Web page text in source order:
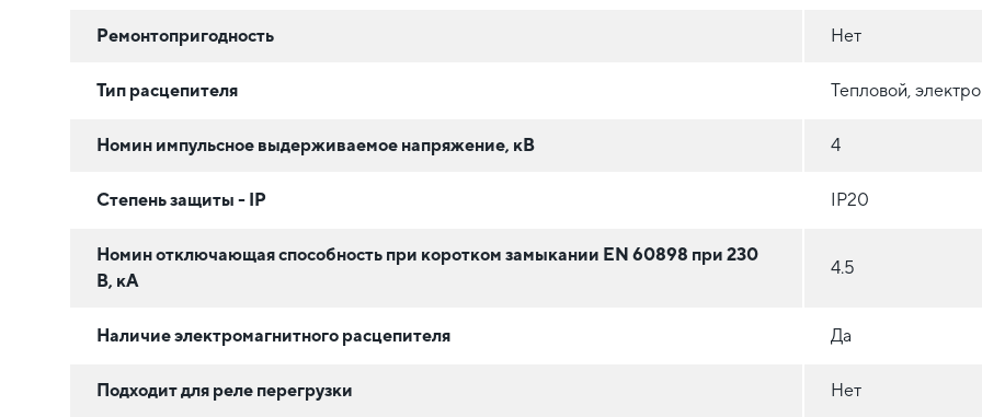
Ремонтопригодность Нет
Тип расцепителя Тепловой,
Номин импульсное выдерживаемое напряжение, кВ 4
Степень защиты - IP IP20
Номин отключающая способность при коротком замыкании EN 60898 при 230
В, кА
4.5
Наличие электромагнитного расцепителя Да
Подходит для реле перегрузки Нет